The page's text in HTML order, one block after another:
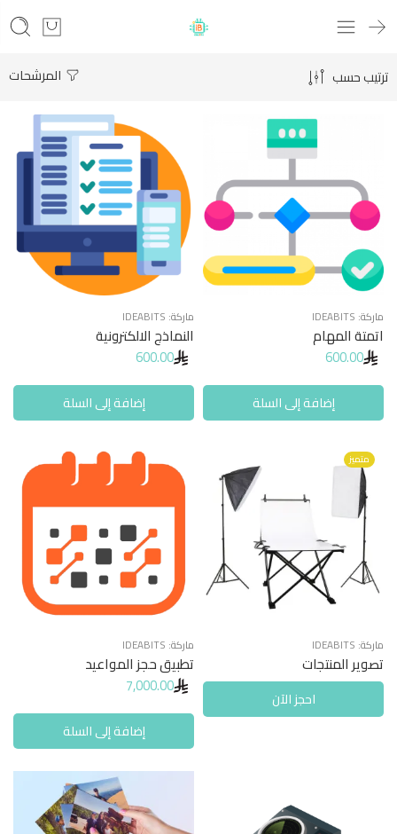
المرشحات ترتيب حسب
ماركة: IDEABITS
اتمتة المهام
600.00
إضافة إلى السلة
ماركة: IDEABITS
النماذج الالكترونية
600.00
إضافة إلى السلة
متميز
ماركة: IDEABITS
تصوير المنتجات
احجز الآن
ماركة: IDEABITS
تطبيق حجز المواعيد
7,000.00
إضافة إلى السلة
A4
A6